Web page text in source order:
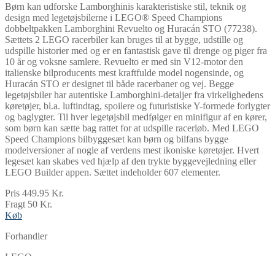
Børn kan udforske Lamborghinis karakteristiske stil, teknik og
design med legetøjsbilerne i LEGO® Speed Champions
dobbeltpakken Lamborghini Revuelto og Huracán STO (77238).
Sættets 2 LEGO racerbiler kan bruges til at bygge, udstille og
udspille historier med og er en fantastisk gave til drenge og piger fra
10 år og voksne samlere. Revuelto er med sin V12-motor den
italienske bilproducents mest kraftfulde model nogensinde, og
Huracán STO er designet til både racerbaner og vej. Begge
legetøjsbiler har autentiske Lamborghini-detaljer fra virkelighedens
køretøjer, bl.a. luftindtag, spoilere og futuristiske Y-formede forlygter
og baglygter. Til hver legetøjsbil medfølger en minifigur af en kører,
som børn kan sætte bag rattet for at udspille racerløb. Med LEGO
Speed Champions bilbyggesæt kan børn og bilfans bygge
modelversioner af nogle af verdens mest ikoniske køretøjer. Hvert
legesæt kan skabes ved hjælp af den trykte byggevejledning eller
LEGO Builder appen. Sættet indeholder 607 elementer.
Pris 449.95 Kr.
Fragt 50 Kr.
Køb
Forhandler